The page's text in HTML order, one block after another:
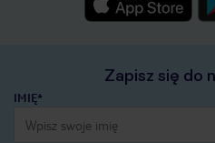
Zapisz się do
IMIĘ*